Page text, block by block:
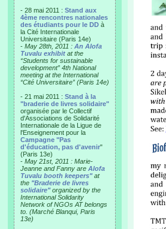
- 28 mai 2011 : Stand aux
4ème rencontres nationales
des étudiants pour le DD à
la Cité Internationale
Universitaire (Paris 14e)
- May 28th, 2011 : An Alofa
Tuvalu exhibit at the
“Students for sustainable
development” 4th National
meeting at the International
“Cité Universitaire” (Paris 14e)
- 21 mai 2011 : Stand à la
"braderie de livres solidaire"
organisée par le Collectif
d'Associations de Solidarité
Internationale de la Ligue de
l'Enseignement pour la
Campagne "Pas
d'éducation, pas d'avenir"
(Paris 13e)
- May 21st, 2011 : Marie-
Jeanne and Fanny are Alofa
Tuvalu booth keepers"at
the "Braderie de livres
solidaire"organized by the
International Solidarity
Network of NGOs AT belongs
to. (Marché Blanqui, Paris
13e)